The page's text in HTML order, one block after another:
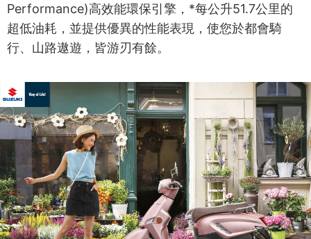
Performance)高效能環保引擎，*每公升51.7公里的
超低油耗，並提供優異的性能表現，使您於都會騎
行、山路遨遊，皆游刃有餘。